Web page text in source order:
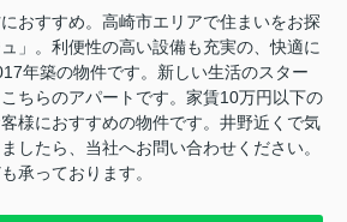
おすすめ。高崎市エリアで住まいをお探
」。利便性の高い設備も充実の、快適に
年築の物件です。新しい生活のスター
ちらのアパートです。家賃10万円以下の
様におすすめの物件です。井野近くで気
したら、当社へお問い合わせください。
承っております。